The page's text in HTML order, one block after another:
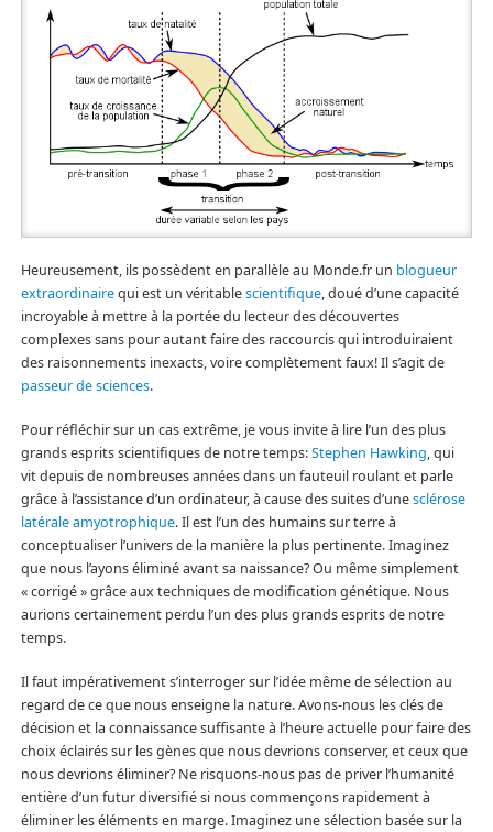
Heureusement, ils possèdent en parallèle au Monde.fr un blogueur
extraordinairequi est un véritablescientifique, doué d’une capacité
incroyable à mettre à la portée du lecteur des découvertes
complexes sans pour autant faire des raccourcis qui introduiraient
des raisonnements inexacts, voire complètement faux! Il s’agit de
passeur de sciences.
Pour réfléchir sur un cas extrême, je vous invite à lire l’un des plus
grands esprits scientifiques de notre temps:Stephen Hawking, qui
vit depuis de nombreuses années dans un fauteuil roulant et parle
grâce à l’assistance d’un ordinateur, à cause des suites d’unesclérose
latérale amyotrophique. Il est l’un des humains sur terre à
conceptualiser l’univers de la manière la plus pertinente. Imaginez
que nous l’ayons éliminé avant sa naissance? Ou même simplement
« corrigé » grâce aux techniques de modification génétique. Nous
aurions certainement perdu l’un des plus grands esprits de notre
temps.
Il faut impérativement s’interroger sur l’idée même de sélection au
regard de ce que nous enseigne la nature. Avons-nous les clés de
décision et la connaissance suffisante à l’heure actuelle pour faire des
choix éclairés sur les gènes que nous devrions conserver, et ceux que
nous devrions éliminer? Ne risquons-nous pas de priver l’humanité
entière d’un futur diversifié si nous commençons rapidement à
éliminer les éléments en marge. Imaginez une sélection basée sur la